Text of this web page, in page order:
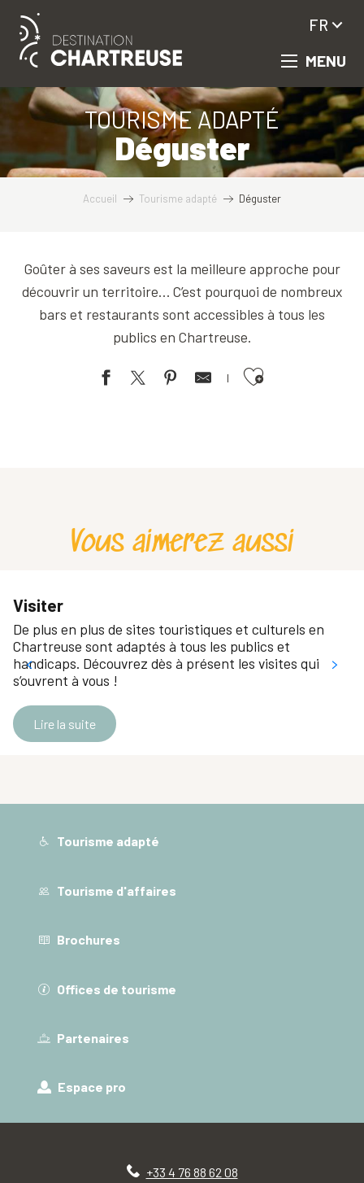
contenu
principal
MENU
FR
TOURISME ADAPTÉ
Déguster
Accueil Tourisme adapté Déguster
Goûter à ses saveurs est la meilleure approche pour
découvrir un territoire… C’est pourquoi de nombreux
bars et restaurants sont accessibles à tous les
publics en Chartreuse.
Ajouter aux favoris
L'Arbre Bleu
Les Belles Rives
Rucher des Marmottes
Restaurant Le Funiculaire
L'Étape Café
Vous aimerez aussi
Visiter
De plus en plus de sites touristiques et culturels en
Chartreuse sont adaptés à tous les publics et
handicaps. Découvrez dès à présent les visites qui
s’ouvrent à vous !
Lire la suite
Tourisme adapté
Tourisme d'affaires
Brochures
Offices de tourisme
Partenaires
Espace pro
+33 4 76 88 62 08